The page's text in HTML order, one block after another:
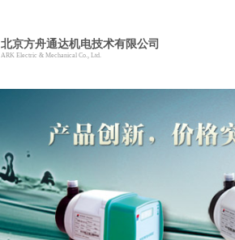
北京方舟通达机电技术有限公司
ARK Electric & Mechanical Co., Ltd.